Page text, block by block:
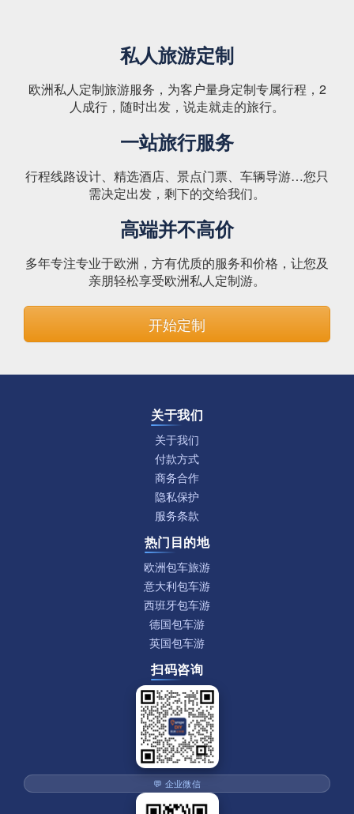
私人旅游定制
欧洲私人定制旅游服务，为客户量身定制专属行程，2
人成行，随时出发，说走就走的旅行。
一站旅行服务
行程线路设计、精选酒店、景点门票、车辆导游…您只
需决定出发，剩下的交给我们。
高端并不高价
多年专注专业于欧洲，方有优质的服务和价格，让您及
亲朋轻松享受欧洲私人定制游。
开始定制
关于我们
关于我们
付款方式
商务合作
隐私保护
服务条款
热门目的地
欧洲包车旅游
意大利包车游
西班牙包车游
德国包车游
英国包车游
扫码咨询
💬 企业微信